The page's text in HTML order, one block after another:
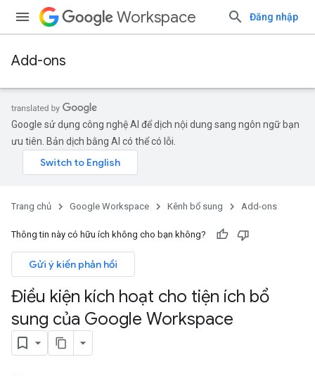
Workspace Đăng nhập
Add-ons
Google sử dụng công nghệ AI để dịch nội dung sang ngôn ngữ bạn
ưu tiên. Bản dịch bằng AI có thể có lỗi.
Trang chủ Google Workspace Kênh bổ sung Add-ons
Thông tin này có hữu ích không cho bạn không?
Gửi ý kiến phản hồi
Điều kiện kích hoạt cho tiện ích bổ
sung của Google Workspace